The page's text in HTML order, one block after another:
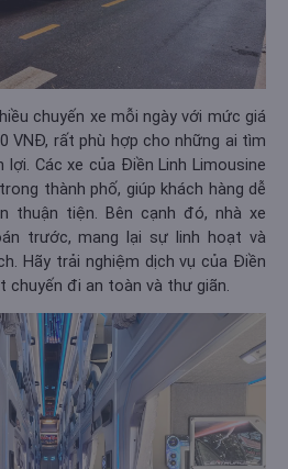
chuyến xe mỗi ngày với mức giá
VNĐ, rất phù hợp cho những ai tìm
Các xe của Điền Linh Limousine
thành phố, giúp khách hàng dễ
thuận tiện. Bên cạnh đó, nhà xe
trước, mang lại sự linh hoạt và
Hãy trải nghiệm dịch vụ của Điền
chuyến đi an toàn và thư giãn​.